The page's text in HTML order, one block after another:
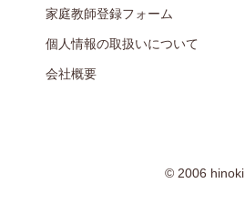
家庭教師登録フォーム
個人情報の取扱いについて
会社概要
© 2006 hinoki